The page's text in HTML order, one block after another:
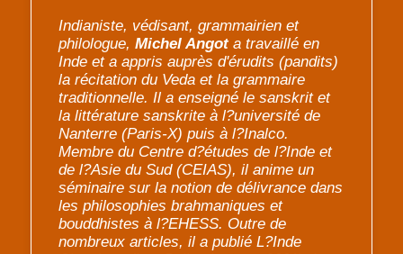
Indianiste, védisant, grammairien et
philologue, Michel Angota travaillé en
Inde et a appris auprès d'érudits (pandits)
la récitation du Veda et la grammaire
traditionnelle. Il a enseigné le sanskrit et
la littérature sanskrite à l?université de
Nanterre (Paris-X) puis à l?Inalco.
Membre du Centre d?études de l?Inde et
de l?Asie du Sud (CEIAS), il anime un
séminaire sur la notion de délivrance dans
les philosophies brahmaniques et
bouddhistes à l?EHESS. Outre de
nombreux articles, il a publié L?Inde